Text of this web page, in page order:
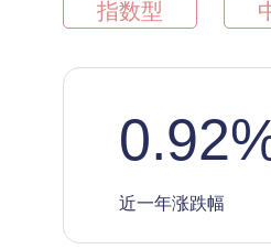
指数型
0.92
近一年涨跌幅